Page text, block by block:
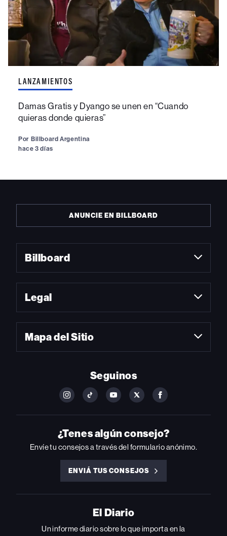
LANZAMIENTOS
Damas Gratis y Dyango se unen en “Cuando
quieras donde quieras”
Por Billboard Argentina
hace 3 días
ANUNCIE EN BILLBOARD
Billboard
Legal
Mapa del Sitio
Seguinos
FOLLOW
ON
INSTAGRAM
FOLLOW
ON
YOUTUBE
FOLLOW
ON
YOUTUBE
FOLLOW
ON
FOLLOW
ON
FACEBOOK
¿Tenes algún consejo?
Envíe tu consejos a través del formulario anónimo.
ENVIÁ TUS CONSEJOS
ENVIÁ
CONSEJOS
El Diario
Un informe diario sobre lo que importa en la